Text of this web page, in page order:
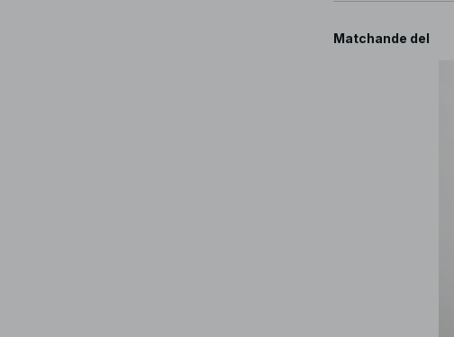
Matchande del